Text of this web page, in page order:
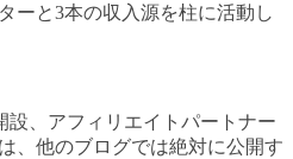
ーと3本の収入源を柱に活動し
設、アフィリエイトパートナー
、他のブログでは絶対に公開す